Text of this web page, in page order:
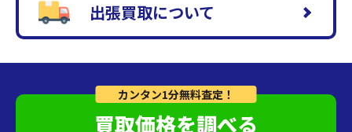
出張買取について
カンタン1分無料査定！
買取価格を調べる